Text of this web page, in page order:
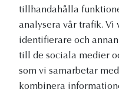
tillhandahålla
analysera vår trafik. Vi
identifierare och
till de sociala medier
som vi samarbetar
kombinera